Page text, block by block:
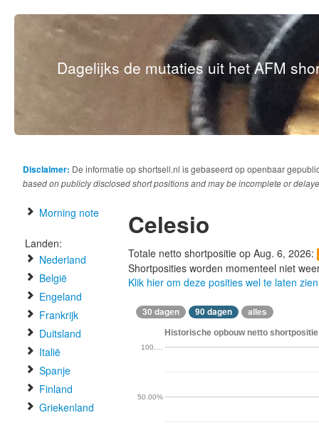
Dagelijks de mutaties uit het AFM
Disclaimer: De informatie op shortsell.nl is gebaseerd op openbaar
based on publicly disclosed short positions and may be incomplete or
Morning note
Landen:
Nederland
België
Engeland
Frankrijk
Duitsland
Italië
Spanje
Finland
Griekenland
Celesio
Totale netto shortpositie op Aug. 6, 2026:
Shortposities worden momenteel niet
Klik hier om deze posities wel te laten zien
30 dagen 90 dagen alles
Historische opbouw netto
50.00%
100.…